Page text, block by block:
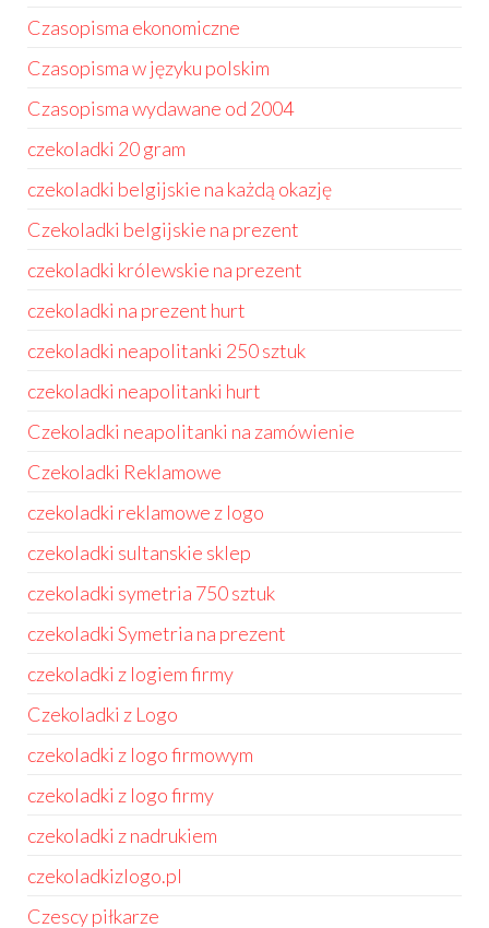
Czasopisma ekonomiczne
Czasopisma w języku polskim
Czasopisma wydawane od 2004
czekoladki 20 gram
czekoladki belgijskie na każdą okazję
Czekoladki belgijskie na prezent
czekoladki królewskie na prezent
czekoladki na prezent hurt
czekoladki neapolitanki 250 sztuk
czekoladki neapolitanki hurt
Czekoladki neapolitanki na zamówienie
Czekoladki Reklamowe
czekoladki reklamowe z logo
czekoladki sultanskie sklep
czekoladki symetria 750 sztuk
czekoladki Symetria na prezent
czekoladki z logiem firmy
Czekoladki z Logo
czekoladki z logo firmowym
czekoladki z logo firmy
czekoladki z nadrukiem
czekoladkizlogo.pl
Czescy piłkarze